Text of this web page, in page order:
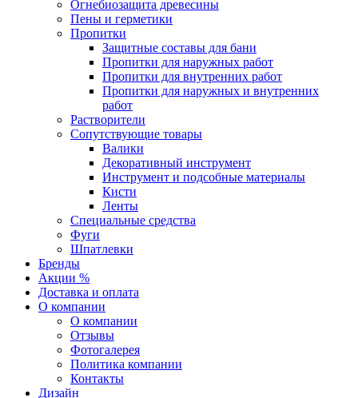
Огнебиозащита древесины
Пены и герметики
Пропитки
Защитные составы для бани
Пропитки для наружных работ
Пропитки для внутренних работ
Пропитки для наружных и внутренних
работ
Растворители
Сопутствующие товары
Валики
Декоративный инструмент
Инструмент и подсобные материалы
Кисти
Ленты
Специальные средства
Фуги
Шпатлевки
Бренды
Акции %
Доставка и оплата
О компании
О компании
Отзывы
Фотогалерея
Политика компании
Контакты
Дизайн